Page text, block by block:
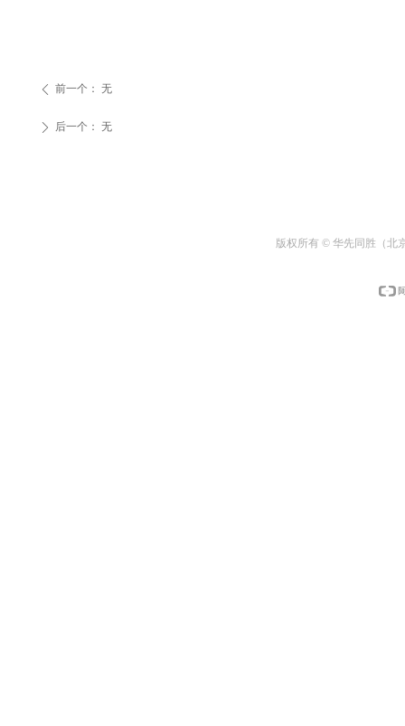
ꄴ 前一个： 无
ꄲ 后一个： 无
版权所有 © 华先同胜（北